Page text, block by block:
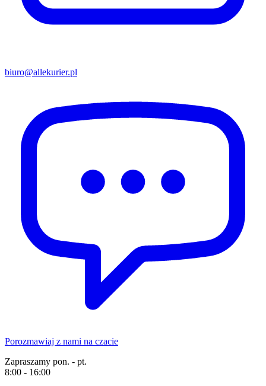
biuro@allekurier.pl
Porozmawiaj z nami na czacie
Zapraszamy pon. - pt.
8:00 - 16:00